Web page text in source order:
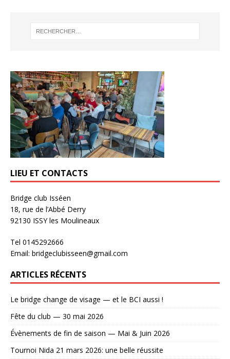
LIEU ET CONTACTS
Bridge club Isséen
18, rue de l’Abbé Derry
92130 ISSY les Moulineaux
Tel 0145292666
Email: bridgeclubisseen@gmail.com
ARTICLES RÉCENTS
Le bridge change de visage — et le BCI aussi !
Fête du club — 30 mai 2026
Évènements de fin de saison — Mai & Juin 2026
Tournoi Nida 21 mars 2026: une belle réussite